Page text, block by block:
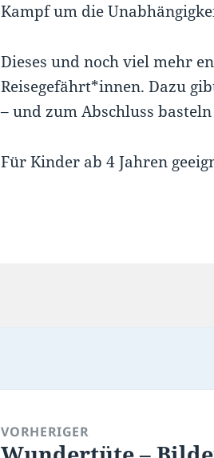
Kampf um die
Dieses und noch viel mehr
Reisegefährt*innen. Dazu
– und zum Abschluss
Für Kinder ab 4 Jahren
VORHERIGER
Vorheriger